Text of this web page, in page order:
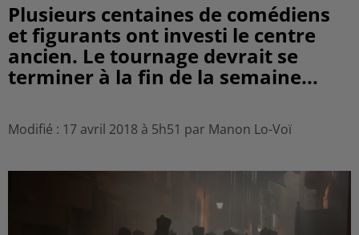
Plusieurs centaines de comédiens
et figurants ont investi le centre
ancien. Le tournage devrait se
terminer à la fin de la semaine...
Modifié : 17 avril 2018 à 5h51 par Manon Lo-Voï